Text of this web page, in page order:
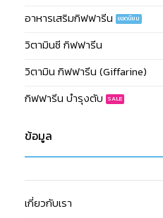
อาหารเสริมกิฟฟารีน
วิตามินซี กิฟฟารีน
วิตามิน กิฟฟารีน (Giffarine)
กิฟฟารีน บำรุงตับ
ข้อมูล
เกี่ยวกับเรา